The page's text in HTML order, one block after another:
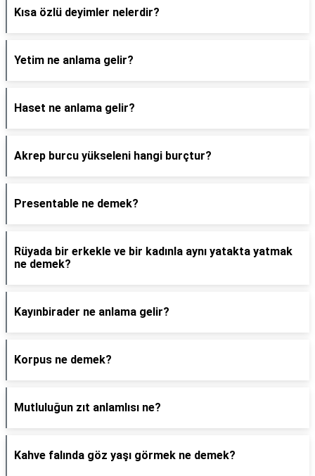
Kısa özlü deyimler nelerdir?
Yetim ne anlama gelir?
Haset ne anlama gelir?
Akrep burcu yükseleni hangi burçtur?
Presentable ne demek?
Rüyada bir erkekle ve bir kadınla aynı yatakta yatmak
ne demek?
Kayınbirader ne anlama gelir?
Korpus ne demek?
Mutluluğun zıt anlamlısı ne?
Kahve falında göz yaşı görmek ne demek?